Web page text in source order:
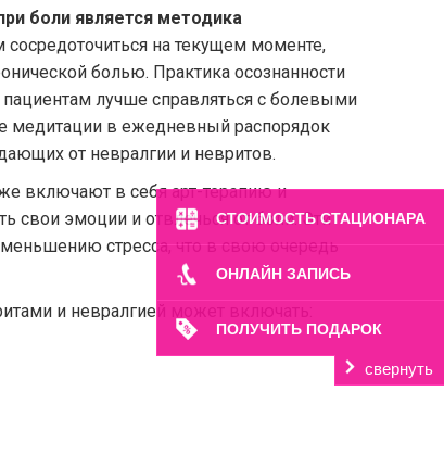
СТОИМОСТЬ СТАЦИОНАРА
ОНЛАЙН ЗАПИСЬ
ПОЛУЧИТЬ ПОДАРОК
свернуть
боли является методика
на текущем моменте,
болью. Практика осознанности
лучше справляться с болевыми
медитации в ежедневный распорядок
от невралгии и невритов.
включают в себя арт-терапию и
свои эмоции и отвлечься от боли. Эти
стресса, что в свою очередь
и невралгией может включать: